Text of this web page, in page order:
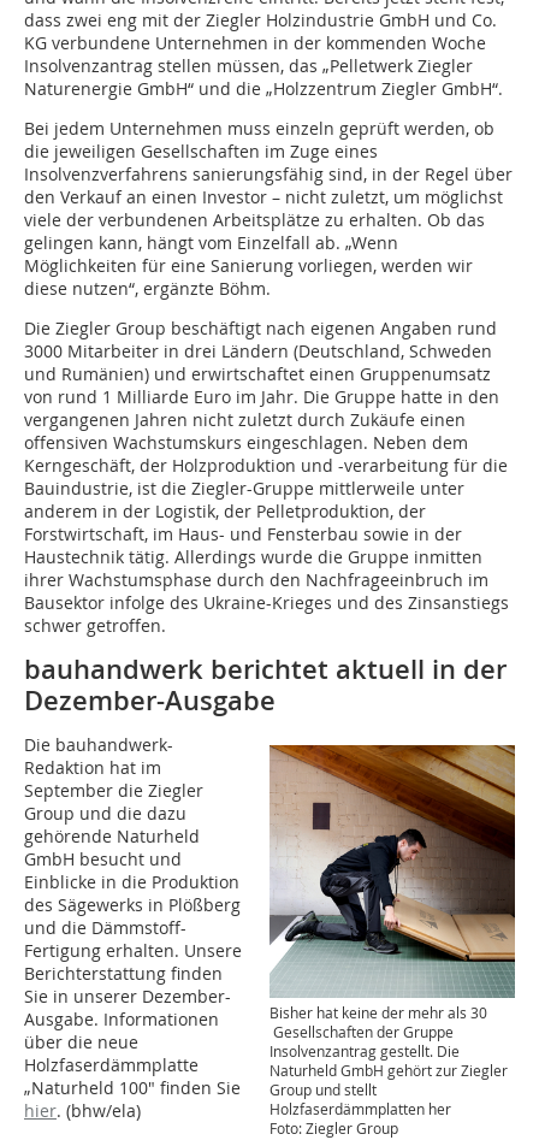
dass zwei eng mit der Ziegler Holzindustrie GmbH und Co.
KG verbundene Unternehmen in der kommenden Woche
Insolvenzantrag stellen müssen, das „Pelletwerk Ziegler
Naturenergie GmbH“ und die „Holzzentrum Ziegler GmbH“.
Bei jedem Unternehmen muss einzeln geprüft werden, ob
die jeweiligen Gesellschaften im Zuge eines
Insolvenzverfahrens sanierungsfähig sind, in der Regel über
den Verkauf an einen Investor – nicht zuletzt, um möglichst
viele der verbundenen Arbeitsplätze zu erhalten. Ob das
gelingen kann, hängt vom Einzelfall ab. „Wenn
Möglichkeiten für eine Sanierung vorliegen, werden wir
diese nutzen“, ergänzte Böhm.
Die Ziegler Group beschäftigt nach eigenen Angaben rund
3000 Mitarbeiter in drei Ländern (Deutschland, Schweden
und Rumänien) und erwirtschaftet einen Gruppenumsatz
von rund 1 Milliarde Euro im Jahr. Die Gruppe hatte in den
vergangenen Jahren nicht zuletzt durch Zukäufe einen
offensiven Wachstumskurs eingeschlagen. Neben dem
Kerngeschäft, der Holzproduktion und -verarbeitung für die
Bauindustrie, ist die Ziegler-Gruppe mittlerweile unter
anderem in der Logistik, der Pelletproduktion, der
Forstwirtschaft, im Haus- und Fensterbau sowie in der
Haustechnik tätig. Allerdings wurde die Gruppe inmitten
ihrer Wachstumsphase durch den Nachfrageeinbruch im
Bausektor infolge des Ukraine-Krieges und des Zinsanstiegs
schwer getroffen.
bauhandwerk berichtet aktuell in der
Dezember-Ausgabe
Bisher hat keine der mehr als 30
Gesellschaften der Gruppe
Insolvenzantrag gestellt. Die
Naturheld GmbH gehört zur Ziegler
Group und stellt
Holzfaserdämmplatten her
Foto: Ziegler Group
Die bauhandwerk-
Redaktion hat im
September die Ziegler
Group und die dazu
gehörende Naturheld
GmbH besucht und
Einblicke in die Produktion
des Sägewerks in Plößberg
und die Dämmstoff-
Fertigung erhalten. Unsere
Berichterstattung finden
Sie in unserer Dezember-
Ausgabe. Informationen
über die neue
Holzfaserdämmplatte
„Naturheld 100" finden Sie
hier. (bhw/ela)